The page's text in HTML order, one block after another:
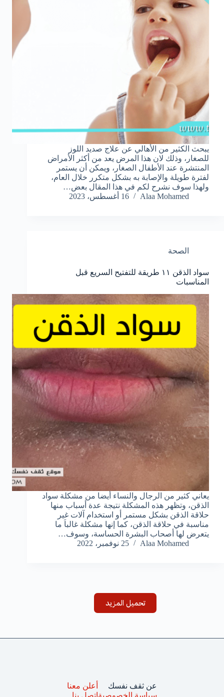
يبحث الكثير من الأهالي عن علاج صديد اللوز
للصغار، وذلك لان هذا المرض يعد من أكثر الأمراض
المنتشرة عند الأطفال الصغار، ويمكن أن يستمر
لفترة طويلة والإصابة به بشكل متكرر خلال العام،
ولهذا سوف نشرح لكم في هذا المقال بعض…
Alaa Mohamed
16 أغسطس، 2023
الصحة
سواد الذقن ١١ طريقة للتفتيح السريع قبل
المناسبات
يعاني كثير من الرجال والنساء أيضا من مشكلة سواد
الذقن، وتظهر هذه المشكلة نتيجة عدة أسباب منها
حلاقة الذقن بشكل مستمر أو استخدام آلات غير
مناسبة في حلاقة الذقن، كما إنها مشكلة غالباَ ما
يتعرض لها أصحاب البشرة الحساسة، وسوف…
Alaa Mohamed
25 نوفمبر، 2022
تحميل المزيد
عن ثقف نفسك
أعلن معنا